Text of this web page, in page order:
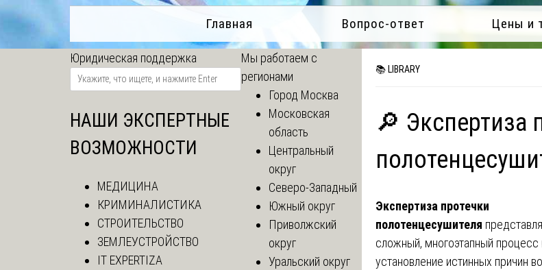
Главная Вопрос-ответ Цены и
📚 LIBRARY
🔎 Экспертиза
Экспертиза протечки
полотенцесушителя
сложный, многоэтапный процесс
установление истинных причин
Юридическая поддержка
НАШИ ЭКСПЕРТНЫЕ
ВОЗМОЖНОСТИ
МЕДИЦИНА
КРИМИНАЛИСТИКА
СТРОИТЕЛЬСТВО
ЗЕМЛЕУСТРОЙСТВО
IT EXPERTIZA
Мы работаем с
регионами
Город Москва
Московская
область
Центральный
округ
Северо-Западный
Южный округ
Приволжский
округ
Уральский округ